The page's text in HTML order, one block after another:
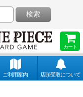
カート
検索
ご利用案内 店頭受取について